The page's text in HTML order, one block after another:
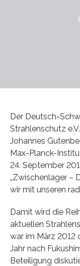
Der Deutsch-
Strahlenschutz
Johannes
Max-Planck-
24. September
„Zwischenlager –
wir mit unseren
Damit wird die
aktuellen
war im März 2012
Jahr nach
Beteiligung